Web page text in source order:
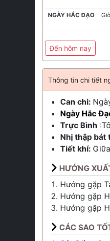
NGÀY HẮC ĐẠO
Đến hôm nay
Thông tin chi tiết
Can chi:
Ngày Hắc
Trực Bình
Nhị thập bát
Tiết khí: Giữa
HƯỚNG
Hướng gặp
Hướng gặp
Hướng gặp
CÁC SAO